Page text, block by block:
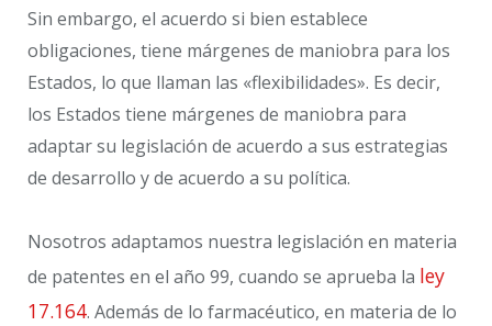
Sin embargo, el acuerdo si bien establece
obligaciones, tiene márgenes de maniobra para los
Estados, lo que llaman las «flexibilidades». Es decir,
los Estados tiene márgenes de maniobra para
adaptar su legislación de acuerdo a sus estrategias
de desarrollo y de acuerdo a su política.
Nosotros adaptamos nuestra legislación en materia
de patentes en el año 99, cuando se aprueba la ley
17.164. Además de lo farmacéutico, en materia de lo